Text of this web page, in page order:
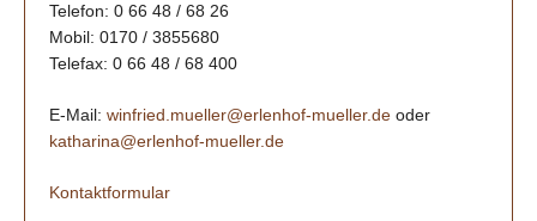
Telefon: 0 66 48 / 68 26
Mobil: 0170 / 3855680
Telefax: 0 66 48 / 68 400
E-Mail: winfried.mueller@erlenhof-mueller.de oder
katharina@erlenhof-mueller.de
Kontaktformular